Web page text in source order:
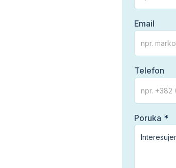
Email
Telefon
Poruka